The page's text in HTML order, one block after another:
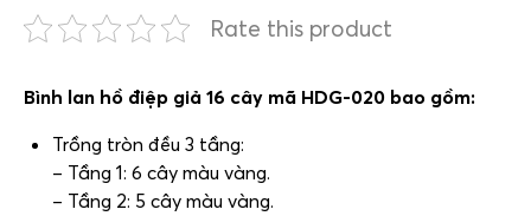
Rate this product
Bình lan hồ điệp giả 16 cây mã HDG-020 bao gồm:
Trồng tròn đều 3 tầng:
– Tầng 1: 6 cây màu vàng.
– Tầng 2: 5 cây màu vàng.